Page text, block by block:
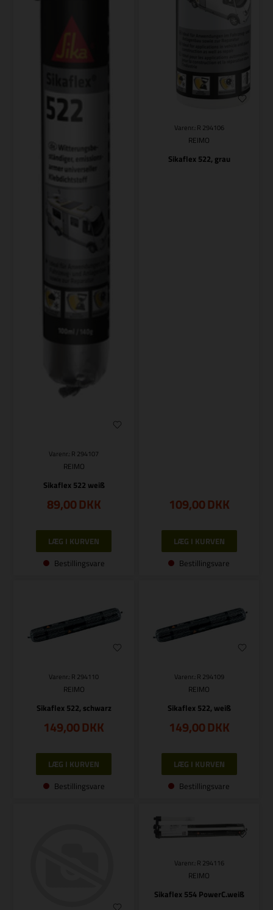
Varenr.: R 294107
REIMO
Sikaflex 522 weiß
89,00DKK
Bestillingsvare
Varenr.: R 294106
REIMO
Sikaflex 522, grau
109,00DKK
Bestillingsvare
Varenr.: R 294110
REIMO
Sikaflex 522, schwarz
149,00DKK
Bestillingsvare
Varenr.: R 294109
REIMO
Sikaflex 522, weiß
149,00DKK
Bestillingsvare
Varenr.: R 294116
REIMO
Sikaflex 554 PowerC.weiß